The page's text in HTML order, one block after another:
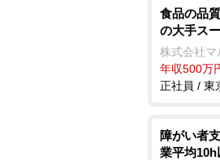
食品の品
の大手ス
株式会社マ
年収500万
正社員 / 東
障がい者
業平均